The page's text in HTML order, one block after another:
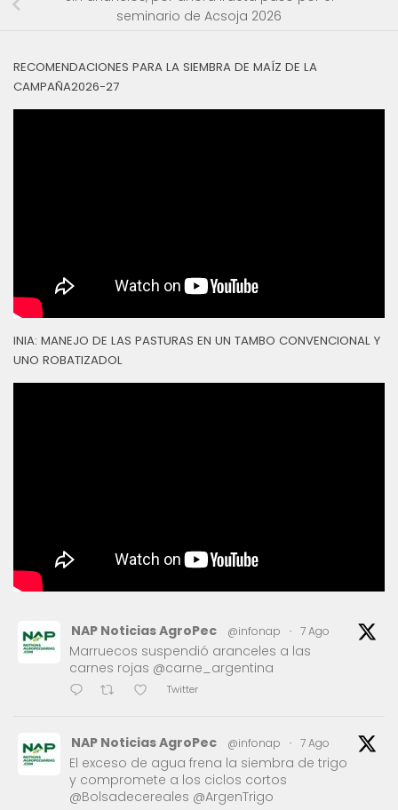
seminario de Acsoja 2026
RECOMENDACIONES PARA LA SIEMBRA DE MAÍZ DE LA
CAMPAÑA2026-27
INIA: MANEJO DE LAS PASTURAS EN UN TAMBO CONVENCIONAL Y
UNO ROBATIZADOL
NAP Noticias AgroPec @infonap · 7 Ago
Marruecos suspendió aranceles a las
carnes rojas @carne_argentina
Twitter
NAP Noticias AgroPec @infonap · 7 Ago
El exceso de agua frena la siembra de trigo
y compromete a los ciclos cortos
@Bolsadecereales @ArgenTrigo